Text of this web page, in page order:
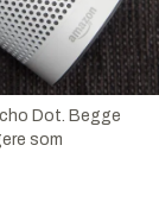
Dot. Begge
som